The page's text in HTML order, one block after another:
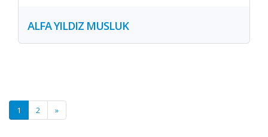
ALFA YILDIZ MUSLUK
1 2 »